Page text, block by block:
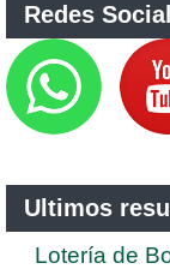
Redes
Ultimos
Lotería de